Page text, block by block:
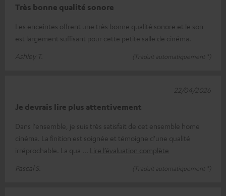
Très bonne qualité sonore
Les enceintes offrent une très bonne qualité sonore et le son
est largement suffisant pour cette petite salle de cinéma.
Ashley T.
(Traduit automatiquement *)
Je devrais lire plus attentivement
Dans l'ensemble, je suis très satisfait de cet ensemble home
cinéma. La finition est soignée et témoigne d'une qualité
irréprochable. La qua
Lire l’évaluation complète
Pascal S.
(Traduit automatiquement *)
22/04/2026